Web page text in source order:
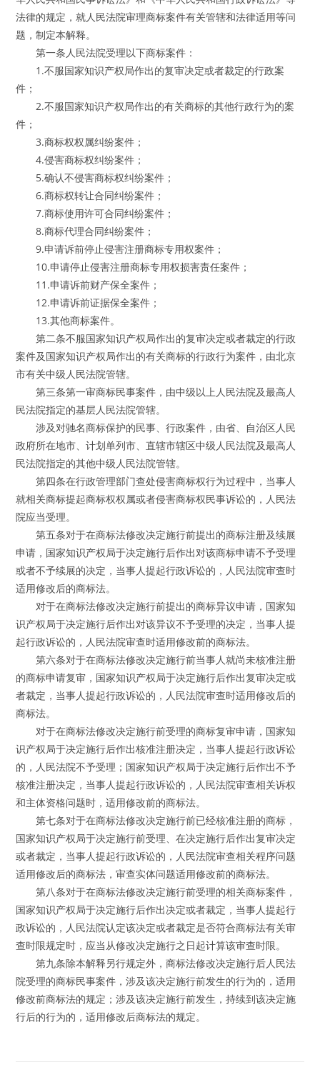
法律的规定，就人民法院审理商标案件有关管辖和法律适用等问
题，制定本解释。
第一条人民法院受理以下商标案件：
1.不服国家知识产权局作出的复审决定或者裁定的行政案
件；
2.不服国家知识产权局作出的有关商标的其他行政行为的案
件；
3.商标权权属纠纷案件；
4.侵害商标权纠纷案件；
5.确认不侵害商标权纠纷案件；
6.商标权转让合同纠纷案件；
7.商标使用许可合同纠纷案件；
8.商标代理合同纠纷案件；
9.申请诉前停止侵害注册商标专用权案件；
10.申请停止侵害注册商标专用权损害责任案件；
11.申请诉前财产保全案件；
12.申请诉前证据保全案件；
13.其他商标案件。
第二条不服国家知识产权局作出的复审决定或者裁定的行政
案件及国家知识产权局作出的有关商标的行政行为案件，由北京
市有关中级人民法院管辖。
第三条第一审商标民事案件，由中级以上人民法院及最高人
民法院指定的基层人民法院管辖。
涉及对驰名商标保护的民事、行政案件，由省、自治区人民
政府所在地市、计划单列市、直辖市辖区中级人民法院及最高人
民法院指定的其他中级人民法院管辖。
第四条在行政管理部门查处侵害商标权行为过程中，当事人
就相关商标提起商标权权属或者侵害商标权民事诉讼的，人民法
院应当受理。
第五条对于在商标法修改决定施行前提出的商标注册及续展
申请，国家知识产权局于决定施行后作出对该商标申请不予受理
或者不予续展的决定，当事人提起行政诉讼的，人民法院审查时
适用修改后的商标法。
对于在商标法修改决定施行前提出的商标异议申请，国家知
识产权局于决定施行后作出对该异议不予受理的决定，当事人提
起行政诉讼的，人民法院审查时适用修改前的商标法。
第六条对于在商标法修改决定施行前当事人就尚未核准注册
的商标申请复审，国家知识产权局于决定施行后作出复审决定或
者裁定，当事人提起行政诉讼的，人民法院审查时适用修改后的
商标法。
对于在商标法修改决定施行前受理的商标复审申请，国家知
识产权局于决定施行后作出核准注册决定，当事人提起行政诉讼
的，人民法院不予受理；国家知识产权局于决定施行后作出不予
核准注册决定，当事人提起行政诉讼的，人民法院审查相关诉权
和主体资格问题时，适用修改前的商标法。
第七条对于在商标法修改决定施行前已经核准注册的商标，
国家知识产权局于决定施行前受理、在决定施行后作出复审决定
或者裁定，当事人提起行政诉讼的，人民法院审查相关程序问题
适用修改后的商标法，审查实体问题适用修改前的商标法。
第八条对于在商标法修改决定施行前受理的相关商标案件，
国家知识产权局于决定施行后作出决定或者裁定，当事人提起行
政诉讼的，人民法院认定该决定或者裁定是否符合商标法有关审
查时限规定时，应当从修改决定施行之日起计算该审查时限。
第九条除本解释另行规定外，商标法修改决定施行后人民法
院受理的商标民事案件，涉及该决定施行前发生的行为的，适用
修改前商标法的规定；涉及该决定施行前发生，持续到该决定施
行后的行为的，适用修改后商标法的规定。